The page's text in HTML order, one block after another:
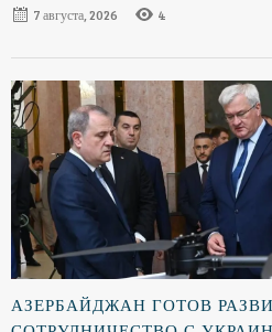
7 августа, 2026
4
АЗЕРБАЙДЖАН ГОТОВ